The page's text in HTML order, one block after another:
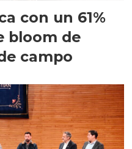
con un 61%
bloom de
campo